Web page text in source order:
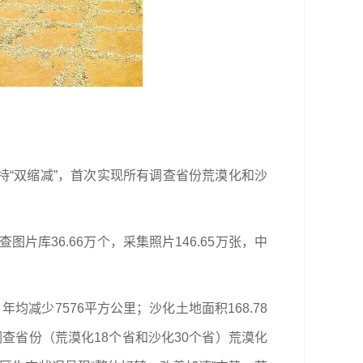
双缩减”，首次实现所有调查省份荒漠化和沙
图片库36.66万个，采集照片146.65万张，中
均减少7576平方公里；沙化土地面积168.78
省份（荒漠化18个省和沙化30个省）荒漠化